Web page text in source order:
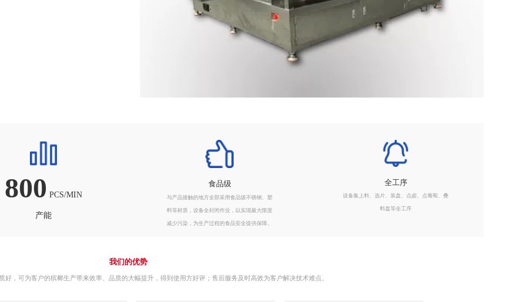
800 PCS/MIN
产能
食品级
与产品接触的地方全部采用食品级不锈钢、塑
料等材质，设备全封闭作业， 以实现最大限度
减少污染，为生产过程的食品安全提供保障。
全工序
设备集上料、选片、装盘、点卤、点葡萄、叠
料盘等全工序
我们的优势
好，可为客户的槟榔生产带来效率、品质的大幅提升，得到使用方好评；售后服务及时高效为客户解决技术难点。